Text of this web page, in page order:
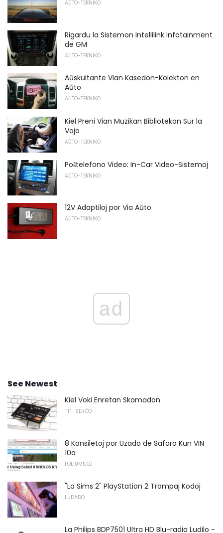
AŬTO-TEKNIKO
Rigardu la Sistemon Intellilink Infotainment
de GM
AŬTO-TEKNIKO
Aŭskultante Vian Kasedon-Kolekton en
Aŭto
AŬTO-TEKNIKO
Kiel Preni Vian Muzikan Bibliotekon Sur la
Vojo
AŬTO-TEKNIKO
Poŝtelefono Video: In-Car Video-Sistemoj
AŬTO-TEKNIKO
12V Adaptiloj por Via Aŭto
AŬTO-TEKNIKO
ad
See Newest
Kiel Voki Enretan Skamadon
TTT-SERĈO
8 Konsiletoj por Uzado de Safaro Kun VIN
10a
FOLIUMILOJ
"La Sims 2" PlayStation 2 Trompaj Kodoj
LUDADO
La Philips BDP7501 Ultra HD Blu-radia Ludilo -